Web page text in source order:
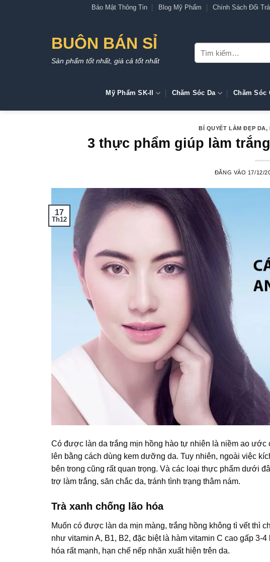
Bảo Mật Thông Tin Blog Mỹ Phẩm Chính Sách Đổi
BUÔN BÁN SỈ
Sản phẩm tốt nhất, giá cả tốt nhất
Tìm
kiếm:
Mỹ Phẩm SK-II Chăm Sóc Da Chăm Sóc
BÍ QUYẾT LÀM ĐẸP DA,
3 thực phẩm giúp làm
ĐĂNG VÀO 17/12/
17
Th12
Có được làn da trắng mịn hồng hào tự nhiên là niềm ao
lên bằng cách dùng kem dưỡng da. Tuy nhiên, ngoài việc
bên trong cũng rất quan trọng. Và các loại thực phẩm dưới
trợ làm trắng, săn chắc da, tránh tình trạng thâm nám.
Trà xanh chống lão hóa
Muốn có được làn da mịn màng, trắng hồng không tì vết thì
như vitamin A, B1, B2, đặc biệt là hàm vitamin C cao gấp 3-
hóa rất mạnh, hạn chế nếp nhăn xuất hiện trên da.